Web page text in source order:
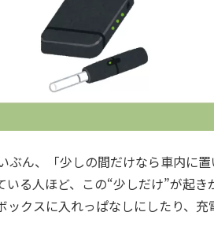
ぶん、「少しの間だけなら車内に
る人ほど、この“少しだけ”が起
クスに入れっぱなしにしたり、充